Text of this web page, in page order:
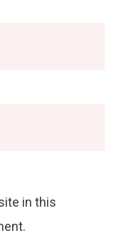
in this